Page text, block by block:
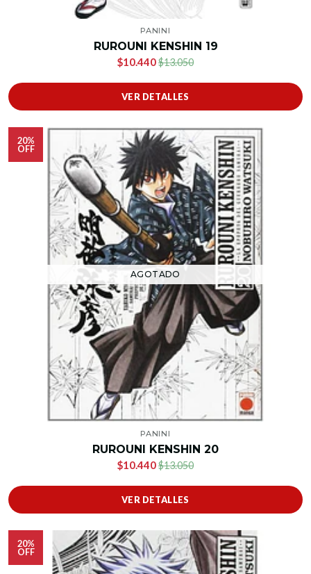
PANINI
RUROUNI KENSHIN 19
$10.440$13.050
VER DETALLES
20%
OFF
AGOTADO
PANINI
RUROUNI KENSHIN 20
$10.440$13.050
VER DETALLES
20%
OFF